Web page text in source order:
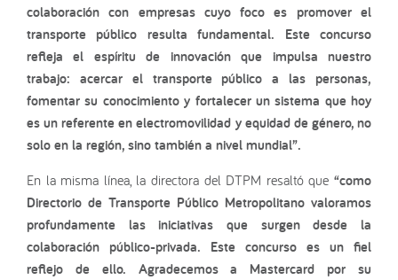
colaboración con empresas cuyo foco es promover el
transporte público resulta fundamental. Este concurso
refleja el espíritu de innovación que impulsa nuestro
trabajo: acercar el transporte público a las personas,
fomentar su conocimiento y fortalecer un sistema que hoy
es un referente en electromovilidad y equidad de género, no
solo en la región, sino también a nivel mundial”.
En la misma línea, la directora del DTPM resaltó que “como
Directorio de Transporte Público Metropolitano valoramos
profundamente las iniciativas que surgen desde la
colaboración público-privada. Este concurso es un fiel
reflejo de ello. Agradecemos a Mastercard por su